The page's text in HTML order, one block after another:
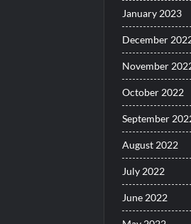
January 2023
December
November
October 2022
September
August 2022
July 2022
June 2022